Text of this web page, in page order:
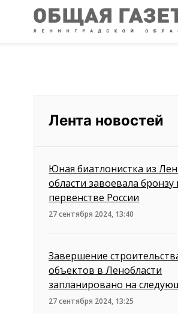
Лента новостей
Юная биатлонистка из
области завоевала бронзу
первенстве России
27 сентября 2024, 13:40
Завершение
объектов в Ленобласти
запланировано на
27 сентября 2024, 13:25